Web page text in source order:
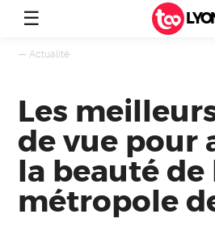
☰
— Actualité
Les
de vue pour
la beauté de
métropole